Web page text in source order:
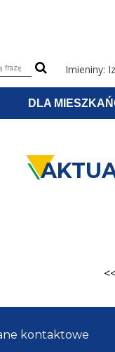
treści na stronieImieniny:
DLA
kontaktowe